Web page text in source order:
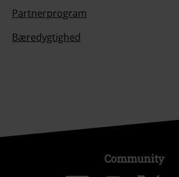
Partnerprogram
Bæredygtighed
Community